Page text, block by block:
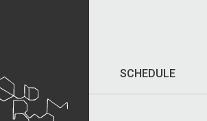
SCHEDULE